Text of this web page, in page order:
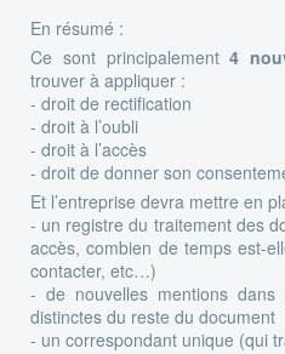
En résumé :
Ce sont principalement4
trouver à appliquer :
- droit de rectification
- droit à l’oubli
- droit à l’accès
- droit de donner son
Et l’entreprise devra mettre en
- un registre du traitement des
accès, combien de temps est-
contacter, etc…)
- de nouvelles mentions
distinctes du reste du document
- un correspondant unique (qui